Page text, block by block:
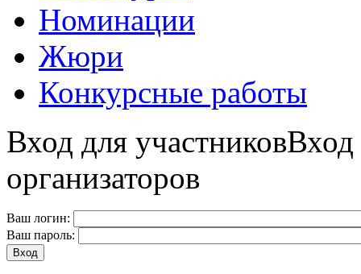
Номинации
Жюри
Конкурсные работы
Вход для участников
организаторов
Ваш логин:
Ваш пароль: